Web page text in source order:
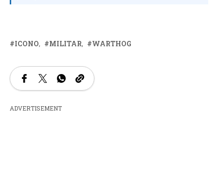
ICONO MILITAR WARTHOG
ADVERTISEMENT